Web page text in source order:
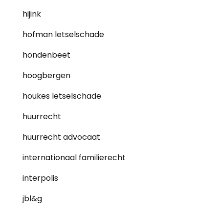
hijink
hofman letselschade
hondenbeet
hoogbergen
houkes letselschade
huurrecht
huurrecht advocaat
internationaal familierecht
interpolis
jbl&g